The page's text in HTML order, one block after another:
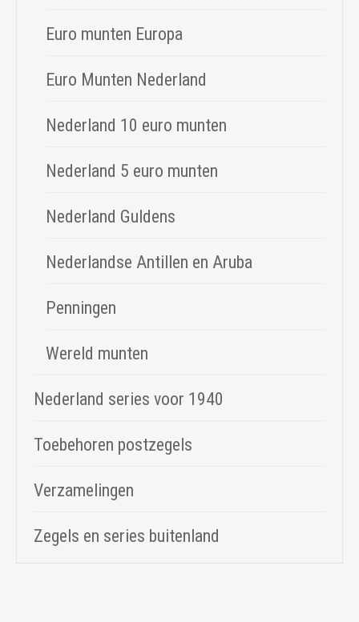
Euro munten Europa
Euro Munten Nederland
Nederland 10 euro munten
Nederland 5 euro munten
Nederland Guldens
Nederlandse Antillen en Aruba
Penningen
Wereld munten
Nederland series voor 1940
Toebehoren postzegels
Verzamelingen
Zegels en series buitenland